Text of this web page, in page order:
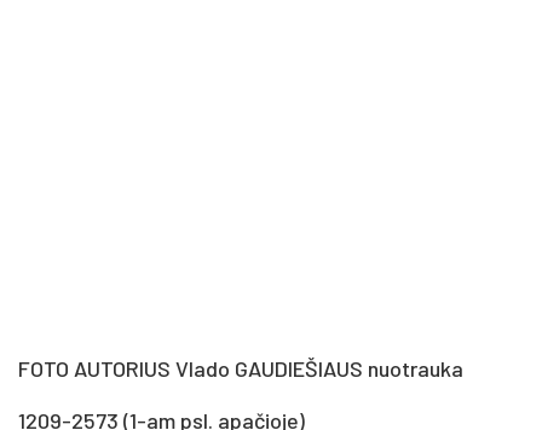
FOTO AUTORIUS Vla­do GAU­DIE­ŠIAUS nuo­trau­ka
1209-2573 (1-am psl. apa­čio­je)